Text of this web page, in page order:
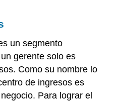
un segmento
gerente solo es
Como su nombre lo
de ingresos es
Para lograr el